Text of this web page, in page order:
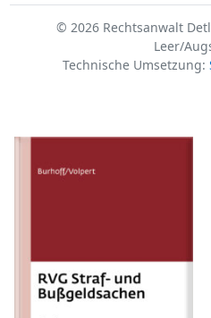
© 2026 Rechtsanwalt
Leer/
Technische Umsetzung: